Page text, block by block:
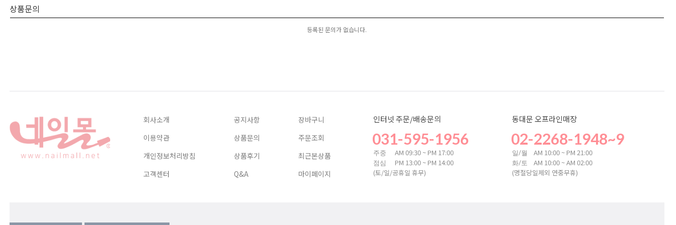
상품문의
등록된 문의가 없습니다.
회사소개
이용약관
개인정보처리방침
고객센터
공지사항
상품문의
상품후기
Q&A
장바구니
주문조회
최근본상품
마이페이지
인터넷 주문/배송문의
031-595-1956
주중 AM 09:30 ~ PM 17:00
점심
PM 13:00 ~ PM 14:00
(토/일/공휴일 휴무)
동대문 오프라인매장
02-2268-1948~9
일/월 AM 10:00 ~ PM 21:00
화/토
AM 10:00 ~ AM 02:00
(명절당일제외 연중무휴)